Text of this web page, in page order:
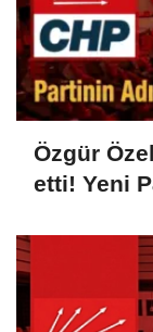
Özgür
etti! Yeni